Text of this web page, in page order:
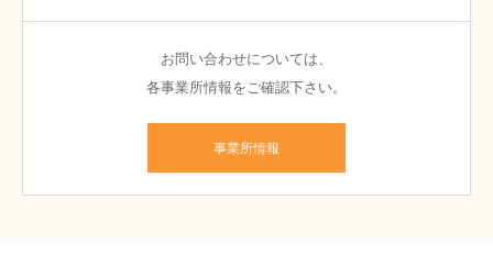
お問い合わせについては、
各事業所情報をご確認下さい。
事業所情報